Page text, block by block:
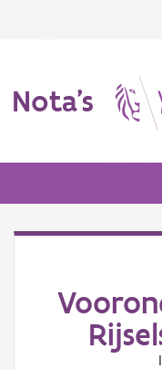
Nota's
Aanmelden